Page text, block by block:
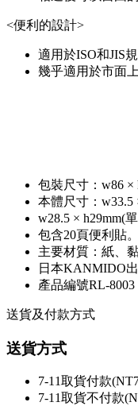
<便利的設計>
適用於ISO和JIS
幾乎適用於市面
包裝尺寸：w86 ×
本體尺寸：w33.5
w28.5 × h29mm(
包含20頁便利貼。
主要材質：紙、
日本KANMIDO
產品編號RL-8003
送貨及付款方式
送貨方式
7-11取貨付款
7-11取貨不付款